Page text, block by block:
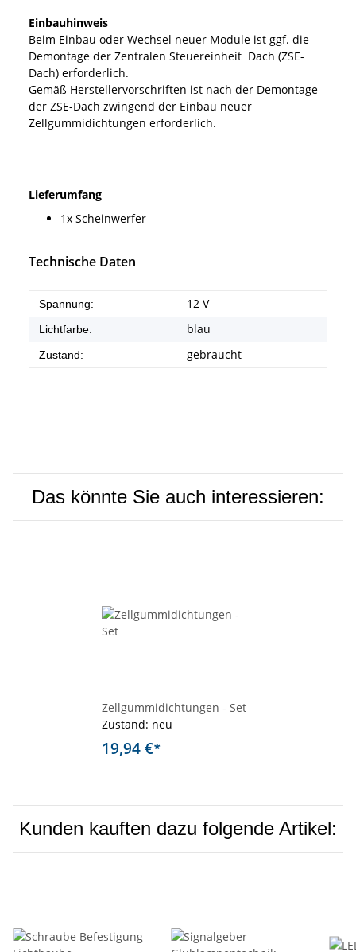
Einbauhinweis
Beim Einbau oder Wechsel neuer Module ist ggf. die
Demontage der Zentralen Steuereinheit Dach (ZSE-
Dach) erforderlich.
Gemäß Herstellervorschriften ist nach der Demontage
der ZSE-Dach zwingend der Einbau neuer
Zellgummidichtungen erforderlich.
Lieferumfang
1x Scheinwerfer
Technische Daten
Spannung: 12 V
Lichtfarbe: blau
Zustand: gebraucht
Das könnte Sie auch interessieren:
Zellgummidichtungen - Set
Zustand: neu
19,94 €*
Kunden kauften dazu folgende Artikel: